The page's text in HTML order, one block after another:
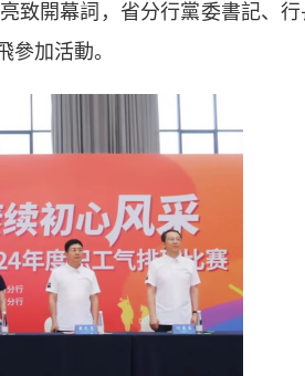
致開幕詞，省分行黨委書記、
加活動。